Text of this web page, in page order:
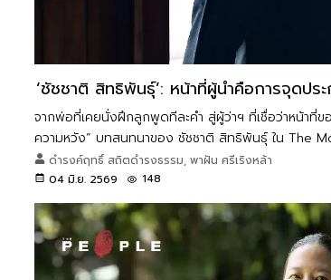
‘ชัชชาติ สิทธิพันธุ์’: หน้าที่ผู้นำคือการจุดประ
จากพ่อที่เคยนั่งฝึกลูกพูดทีละคำ สู่ผู้ว่าฯ ที่เชื่อว่าหน้าที่ข
ความหวัง” บทสนทนาของ ชัชชาติ สิทธิพันธุ์ ใน The
ทำงาน หากคือบทเรียนเรื่อง Empathy ความพยายาม แ
เดินต่อไปด้วยหัวใจที่ยังเชื่อในวันพรุ่งนี้
ดำรงค์ฤทธิ์ สถิตดำรงธรรม, พาฝัน ศรีเริงหล้า
04 มิ.ย. 2569
148